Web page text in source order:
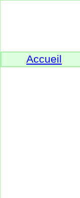
Accueil